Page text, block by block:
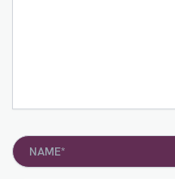
Name*